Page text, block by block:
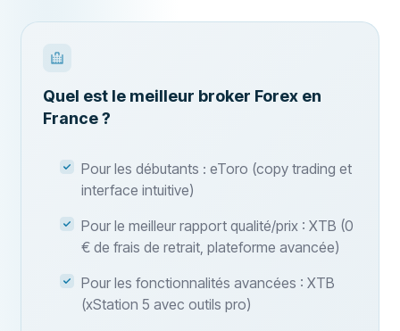
Quel est le meilleur broker Forex en
France ?
Pour les débutants : eToro (copy trading et
interface intuitive)
Pour le meilleur rapport qualité/prix : XTB (0
€ de frais de retrait, plateforme avancée)
Pour les fonctionnalités avancées : XTB
(xStation 5 avec outils pro)